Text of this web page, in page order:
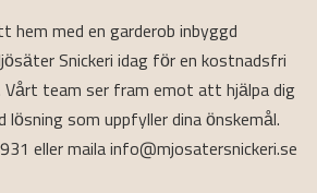
hem med en garderob inbyggd
Snickeri idag för en kostnadsfri
team ser fram emot att hjälpa dig
lösning som uppfyller dina önskemål.
eller maila info@mjosatersnickeri.se